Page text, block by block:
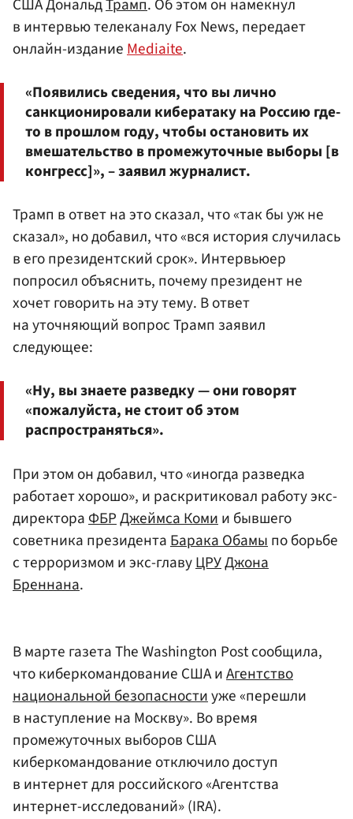
США ДональдТрамп. Об этом он намекнул
в интервью телеканалу Fox News, передает
онлайн-изданиеMediaite.
«Появились сведения, что вы лично
санкционировали кибератаку на Россию где-
то в прошлом году, чтобы остановить их
вмешательство в промежуточные выборы [в
конгресс]», – заявил журналист.
Трамп в ответ на это сказал, что «так бы уж не
сказал», но добавил, что «вся история случилась
в его президентский срок». Интервьюер
попросил объяснить, почему президент не
хочет говорить на эту тему. В ответ
на уточняющий вопрос Трамп заявил
следующее:
«Ну, вы знаете разведку — они говорят
«пожалуйста, не стоит об этом
распространяться».
При этом он добавил, что «иногда разведка
работает хорошо», и раскритиковал работу экс-
директораФБРДжеймса Комии бывшего
советника президентаБарака Обамыпо борьбе
с терроризмом и экс-главуЦРУДжона
Бреннана.
В марте газета The Washington Post сообщила,
что киберкомандование США иАгентство
национальной безопасностиуже «перешли
в наступление на Москву». Во время
промежуточных выборов США
киберкомандование отключило доступ
в интернет для российского «Агентства
интернет-исследований» (IRA).